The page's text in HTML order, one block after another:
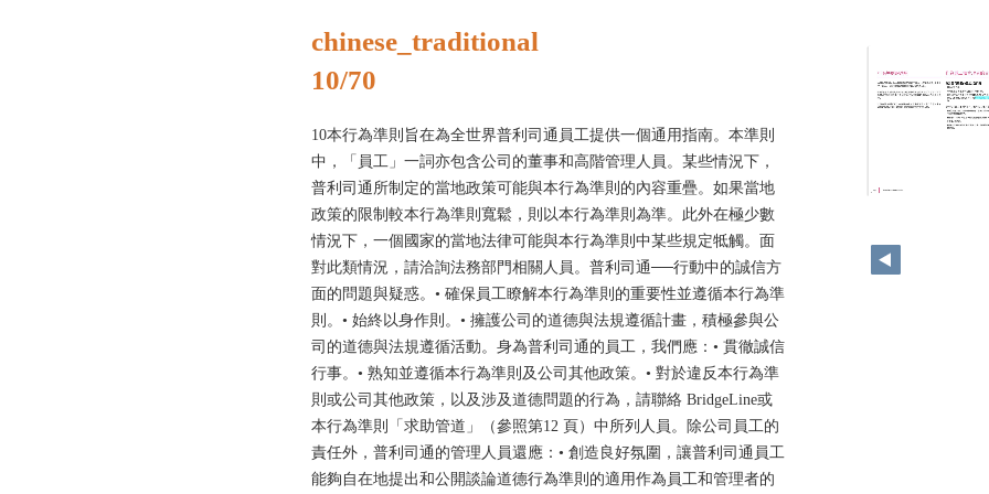
chinese_traditional
10/70
10本行為準則旨在為全世界普利司通員工提供一個通用指南。本準則
中，「員工」一詞亦包含公司的董事和高階管理人員。某些情況下，
普利司通所制定的當地政策可能與本行為準則的內容重疊。如果當地
政策的限制較本行為準則寬鬆，則以本行為準則為準。此外在極少數
情況下，一個國家的當地法律可能與本行為準則中某些規定牴觸。面
對此類情況，請洽詢法務部門相關人員。普利司通──行動中的誠信方
面的問題與疑惑。• 確保員工瞭解本行為準則的重要性並遵循本行為準
則。• 始終以身作則。• 擁護公司的道德與法規遵循計畫，積極參與公
司的道德與法規遵循活動。身為普利司通的員工，我們應：• 貫徹誠信
行事。• 熟知並遵循本行為準則及公司其他政策。• 對於違反本行為準
則或公司其他政策，以及涉及道德問題的行為，請聯絡 BridgeLine或
本行為準則「求助管道」（參照第12 頁）中所列人員。除公司員工的
責任外，普利司通的管理人員還應：• 創造良好氛圍，讓普利司通員工
能夠自在地提出和公開談論道德行為準則的適用作為員工和管理者的